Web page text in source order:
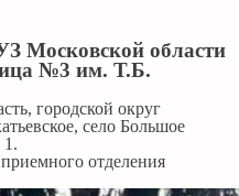
Московской области
№3 им. Т.Б.
городской округ
село Большое
отделения